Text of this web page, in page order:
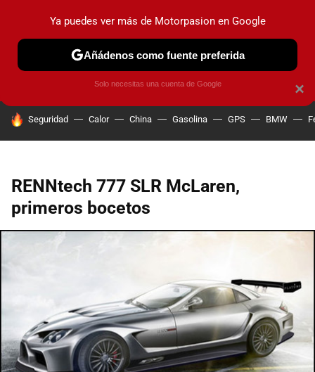
PRUEBAS COCHES ELÉCTRICOS OBSERVATORIO
HOY SE HABLA DE
Seguridad Calor China Gasolina GPS BMW
RENNtech 777 SLR McLaren,
primeros bocetos
×
Ya puedes ver más de Motorpasion en Google
Añádenos como fuente preferida
Solo necesitas una cuenta de Google